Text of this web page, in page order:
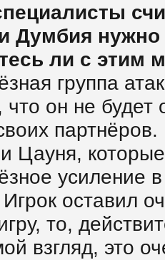
Думбия нужно
ли с этим
группа
он не будет
Цауня,
усиление
оставил
то,
взгляд, это